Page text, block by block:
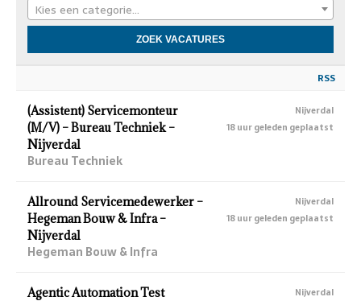
Kies een categorie…
RSS
(Assistent) Servicemonteur
(M/V) – Bureau Techniek –
Nijverdal
Bureau Techniek
Nijverdal
18 uur geleden geplaatst
Allround Servicemedewerker –
Hegeman Bouw & Infra –
Nijverdal
Hegeman Bouw & Infra
Nijverdal
18 uur geleden geplaatst
Agentic Automation Test
Nijverdal